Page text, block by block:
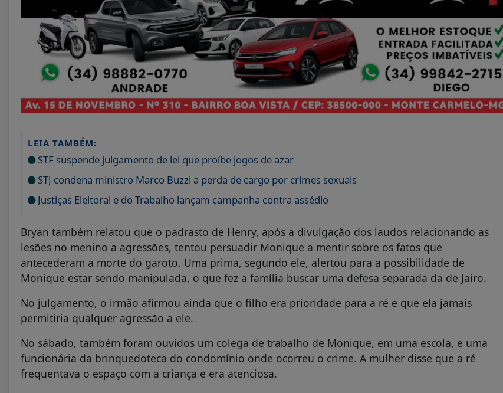
LEIA TAMBÉM:
STF suspende julgamento de lei que proíbe jogos de azar
STJ condena ministro Marco Buzzi a perda de cargo por crimes sexuais
Justiças Eleitoral e do Trabalho lançam campanha contra assédio
Bryan também relatou que o padrasto de Henry, após a divulgação dos laudos relacionando as
lesões no menino a agressões, tentou persuadir Monique a mentir sobre os fatos que
antecederam a morte do garoto. Uma prima, segundo ele, alertou para a possibilidade de
Monique estar sendo manipulada, o que fez a família buscar uma defesa separada da de Jairo.
No julgamento, o irmão afirmou ainda que o filho era prioridade para a ré e que ela jamais
permitiria qualquer agressão a ele.
No sábado, também foram ouvidos um colega de trabalho de Monique, em uma escola, e uma
funcionária da brinquedoteca do condomínio onde ocorreu o crime. A mulher disse que a ré
frequentava o espaço com a criança e era atenciosa.